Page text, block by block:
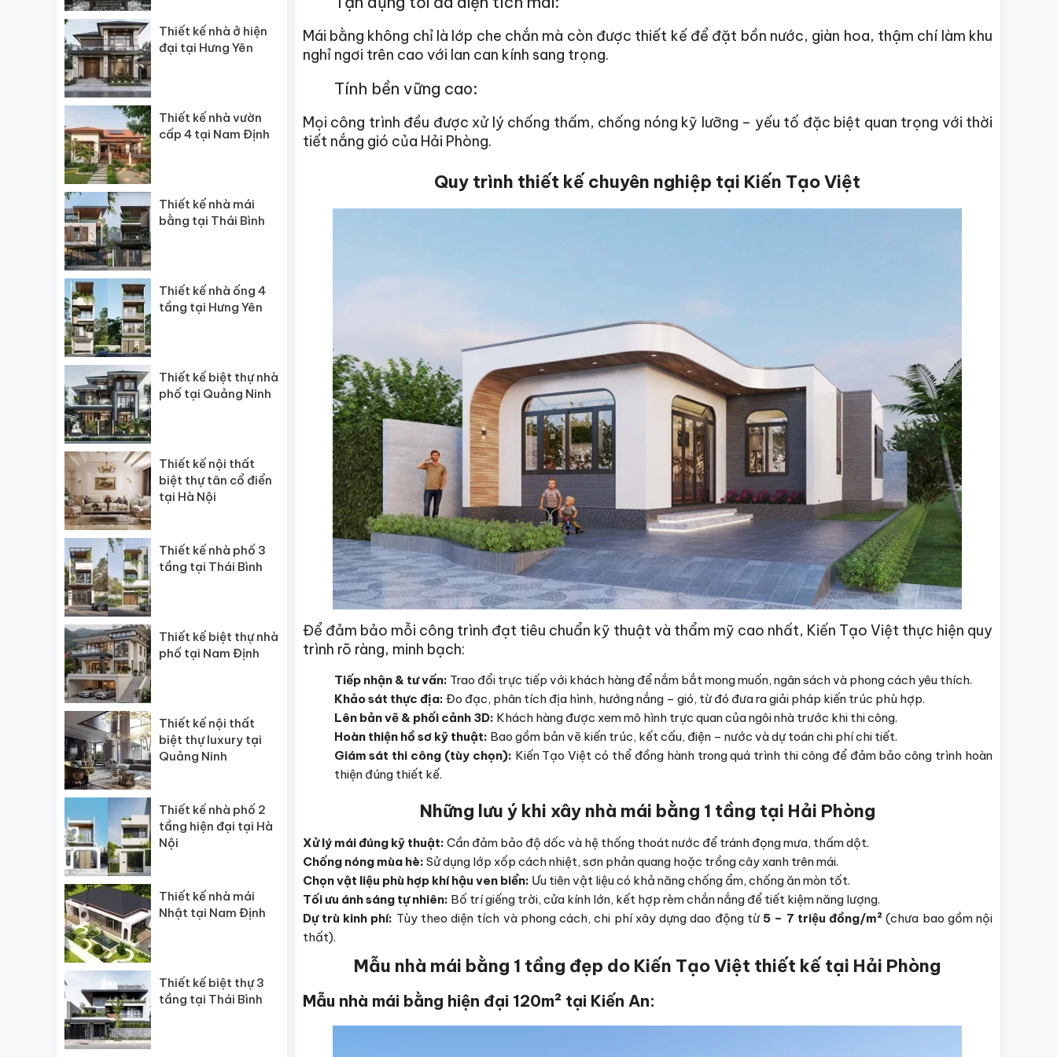
Mái bằng không chỉ là lớp che chắn mà còn được thiết kế để đặt bồn nước, giàn hoa, thậm chí làm khu
nghỉ ngơi trên cao với lan can kính sang trọng.
Tính bền vững cao:
Mọi công trình đều được xử lý chống thấm, chống nóng kỹ lưỡng – yếu tố đặc biệt quan trọng với thời
tiết nắng gió của Hải Phòng.
Quy trình thiết kế chuyên nghiệp tại Kiến Tạo Việt
Để đảm bảo mỗi công trình đạt tiêu chuẩn kỹ thuật và thẩm mỹ cao nhất, Kiến Tạo Việt thực hiện quy
trình rõ ràng, minh bạch:
Tiếp nhận & tư vấn: Trao đổi trực tiếp với khách hàng để nắm bắt mong muốn, ngân sách và phong cách yêu thích.
Khảo sát thực địa: Đo đạc, phân tích địa hình, hướng nắng – gió, từ đó đưa ra giải pháp kiến trúc phù hợp.
Lên bản vẽ & phối cảnh 3D: Khách hàng được xem mô hình trực quan của ngôi nhà trước khi thi công.
Hoàn thiện hồ sơ kỹ thuật: Bao gồm bản vẽ kiến trúc, kết cấu, điện – nước và dự toán chi phí chi tiết.
Giám sát thi công (tùy chọn): Kiến Tạo Việt có thể đồng hành trong quá trình thi công để đảm bảo công trình hoàn
thiện đúng thiết kế.
Những lưu ý khi xây nhà mái bằng 1 tầng tại Hải Phòng
Xử lý mái đúng kỹ thuật: Cần đảm bảo độ dốc và hệ thống thoát nước để tránh đọng mưa, thấm dột.
Chống nóng mùa hè: Sử dụng lớp xốp cách nhiệt, sơn phản quang hoặc trồng cây xanh trên mái.
Chọn vật liệu phù hợp khí hậu ven biển: Ưu tiên vật liệu có khả năng chống ẩm, chống ăn mòn tốt.
Tối ưu ánh sáng tự nhiên: Bố trí giếng trời, cửa kính lớn, kết hợp rèm chắn nắng để tiết kiệm năng lượng.
Dự trù kinh phí: Tùy theo diện tích và phong cách, chi phí xây dựng dao động từ 5 – 7 triệu đồng/m² (chưa bao gồm nội
thất).
Mẫu nhà mái bằng 1 tầng đẹp do Kiến Tạo Việt thiết kế tại Hải Phòng
Mẫu nhà mái bằng hiện đại 120m² tại Kiến An:
Thiết kế nhà ở hiện
đại tại Hưng Yên
Thiết kế nhà vườn
cấp 4 tại Nam Định
Thiết kế nhà mái
bằng tại Thái Bình
Thiết kế nhà ống 4
tầng tại Hưng Yên
Thiết kế biệt thự nhà
phố tại Quảng Ninh
Thiết kế nội thất
biệt thự tân cổ điển
tại Hà Nội
Thiết kế nhà phố 3
tầng tại Thái Bình
Thiết kế biệt thự nhà
phố tại Nam Định
Thiết kế nội thất
biệt thự luxury tại
Quảng Ninh
Thiết kế nhà phố 2
tầng hiện đại tại Hà
Nội
Thiết kế nhà mái
Nhật tại Nam Định
Thiết kế biệt thự 3
tầng tại Thái Bình